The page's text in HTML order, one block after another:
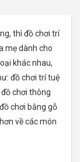
thì đồ chơi trí
mẹ dành cho
khác nhau,
đồ chơi trí tuệ
chơi thông
chơi bằng gỗ
về các món